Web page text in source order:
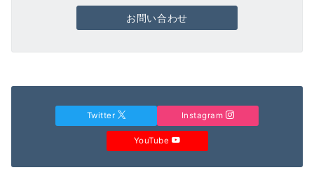
お問い合わせ
Twitter Instagram
YouTube